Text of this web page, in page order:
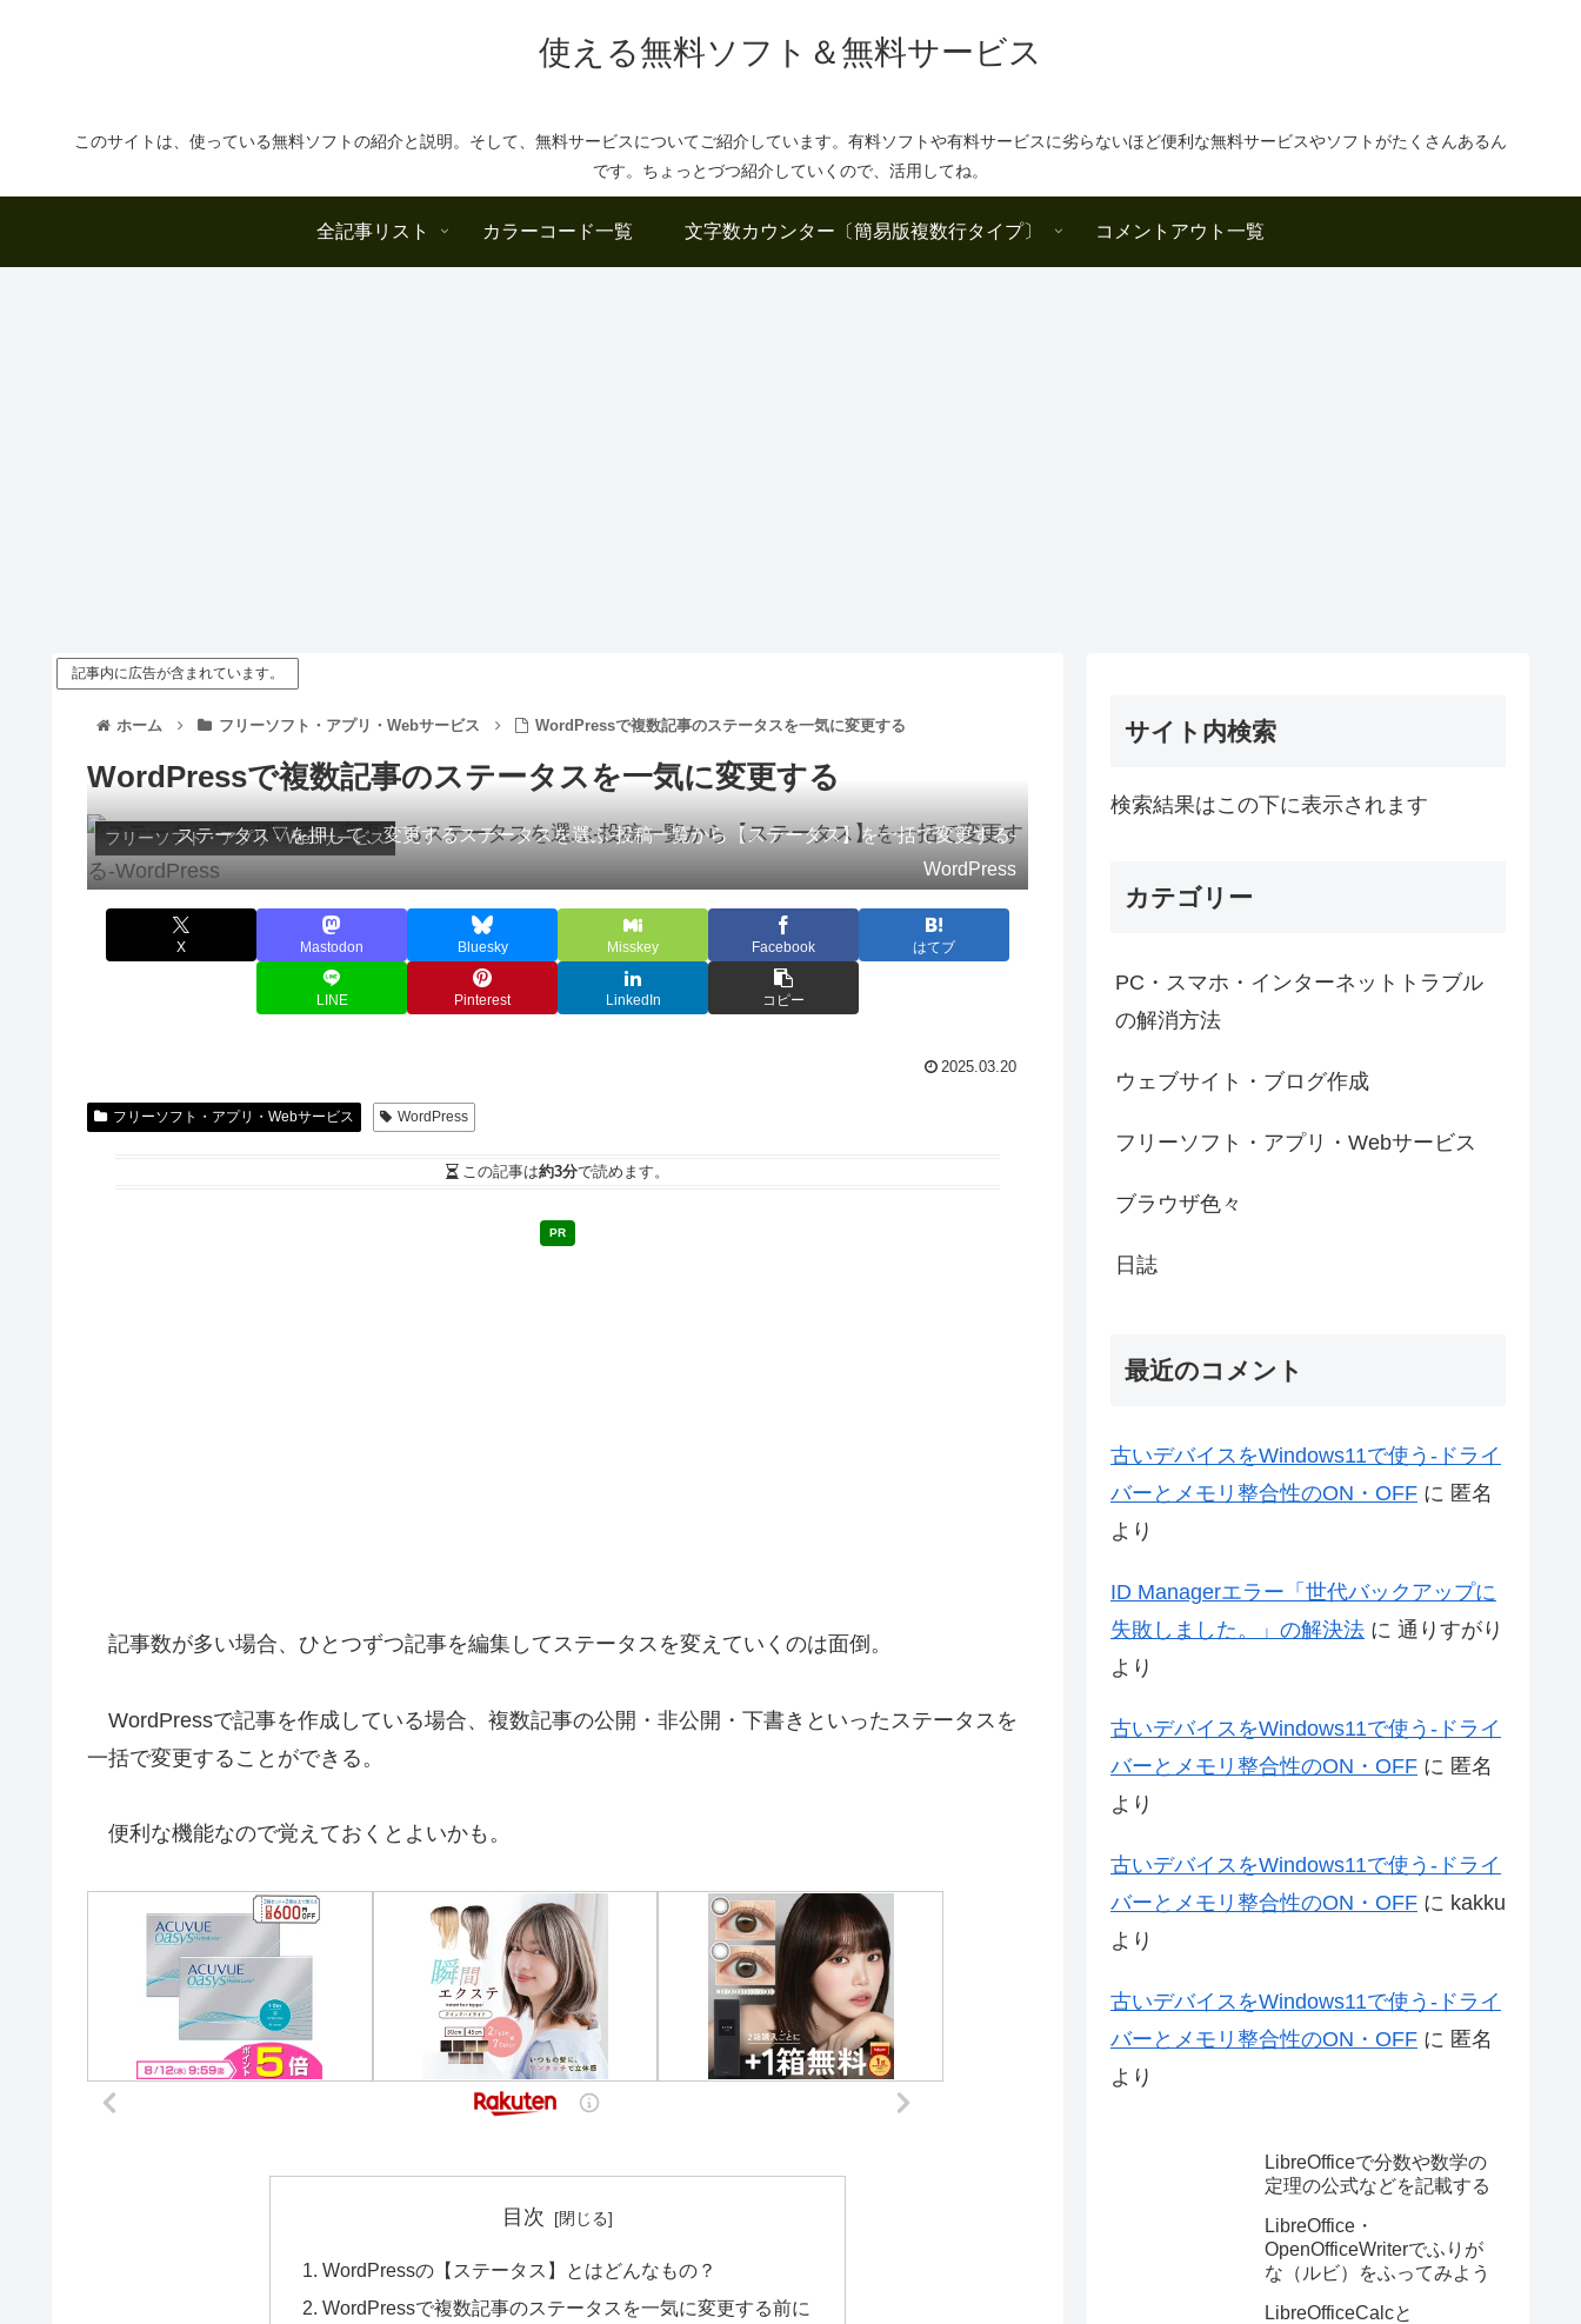
使える無料ソフト＆無料サービス
このサイトは、使っている無料ソフトの紹介と説明。そして、無料サービスについてご紹介しています。有料ソフトや有料サービスに劣らないほど便利な無料サービスやソフトがたくさんあるん
です。ちょっとづつ紹介していくので、活用してね。
全記事リスト カラーコード一覧 文字数カウンター〔簡易版複数行タイプ〕 コメントアウト一覧
記事内に広告が含まれています。
ホーム フリーソフト・アプリ・Webサービス WordPressで複数記事のステータスを一気に変更する
WordPressで複数記事のステータスを一気に変更する
フリーソフト・アプリ・Webサービス
ステータス▽を押して、変更するステータスを選ぶ-投稿一覧から【ステータス】を一括で変更する-
WordPress
X Mastodon Bluesky Misskey Facebook はてブ
LINE Pinterest LinkedIn コピー
2025.03.20
フリーソフト・アプリ・Webサービス WordPress
この記事は約3分で読めます。
PR
記事数が多い場合、ひとつずつ記事を編集してステータスを変えていくのは面倒。
WordPressで記事を作成している場合、複数記事の公開・非公開・下書きといったステータスを
一括で変更することができる。
便利な機能なので覚えておくとよいかも。
目次
WordPressの【ステータス】とはどんなもの？
WordPressで複数記事のステータスを一気に変更する前に
サイト内検索
検索結果はこの下に表示されます
カテゴリー
PC・スマホ・インターネットトラブル
の解消方法
ウェブサイト・ブログ作成
フリーソフト・アプリ・Webサービス
ブラウザ色々
日誌
最近のコメント
古いデバイスをWindows11で使う-ドライ
バーとメモリ整合性のON・OFF に 匿名
より
ID Managerエラー「世代バックアップに
失敗しました。」の解決法 に 通りすがり
より
古いデバイスをWindows11で使う-ドライ
バーとメモリ整合性のON・OFF に 匿名
より
古いデバイスをWindows11で使う-ドライ
バーとメモリ整合性のON・OFF に kakku
より
古いデバイスをWindows11で使う-ドライ
バーとメモリ整合性のON・OFF に 匿名
より
LibreOfficeで分数や数学の
定理の公式などを記載する
LibreOffice・
OpenOfficeWriterでふりが
な（ルビ）をふってみよう
LibreOfficeCalcと